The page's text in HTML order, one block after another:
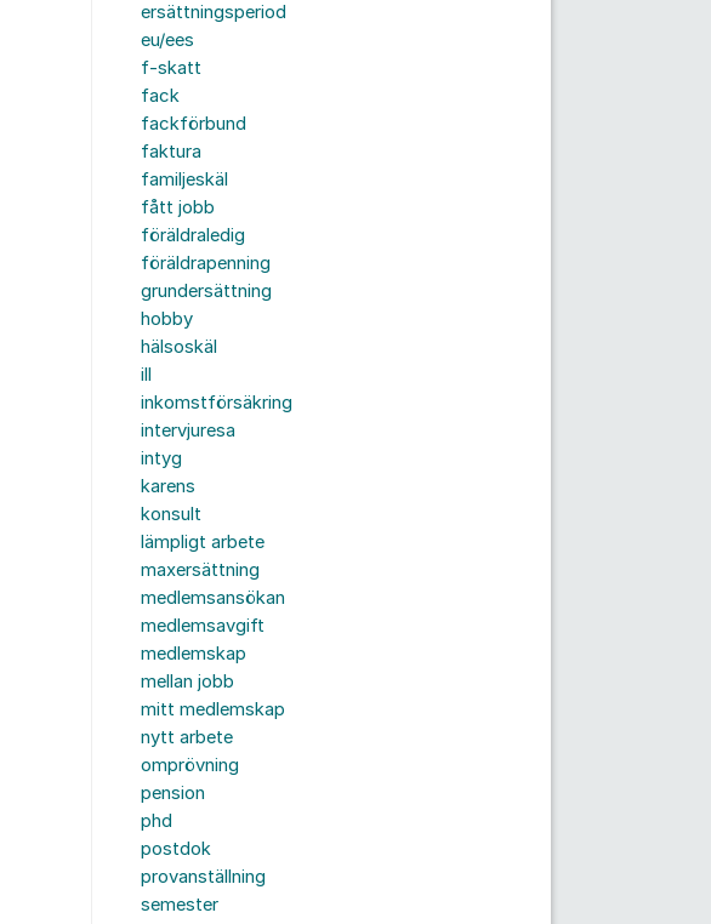
ersättningsperiod
eu/ees
f-skatt
fack
fackförbund
faktura
familjeskäl
fått jobb
föräldraledig
föräldrapenning
grundersättning
hobby
hälsoskäl
ill
inkomstförsäkring
intervjuresa
intyg
karens
konsult
lämpligt arbete
maxersättning
medlemsansökan
medlemsavgift
medlemskap
mellan jobb
mitt medlemskap
nytt arbete
omprövning
pension
phd
postdok
provanställning
semester